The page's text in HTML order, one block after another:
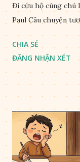
Đi cứu hộ cùng chú
Paul Câu chuyện
CHIA SẺ
ĐĂNG NHẬN XÉT